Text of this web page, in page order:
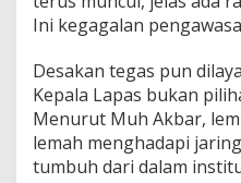
a
a
n
g
T
a
k
Ini kegagalan
Desakan tegas pun
Kepala Lapas bukan
Menurut Muh Akbar,
lemah menghadapi
tumbuh dari dalam